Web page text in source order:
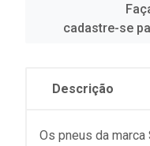
cadastre-se
Descrição
Os pneus da